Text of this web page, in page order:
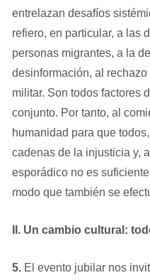
entrelazan desafíos
refiero, en particular, a las
personas migrantes, a la
desinformación, al
militar. Son todos factores
conjunto. Por tanto, al
humanidad para que
cadenas de la injusticia y,
esporádico no es
modo que también se
II. Un cambio cultural:
5. El evento jubilar nos